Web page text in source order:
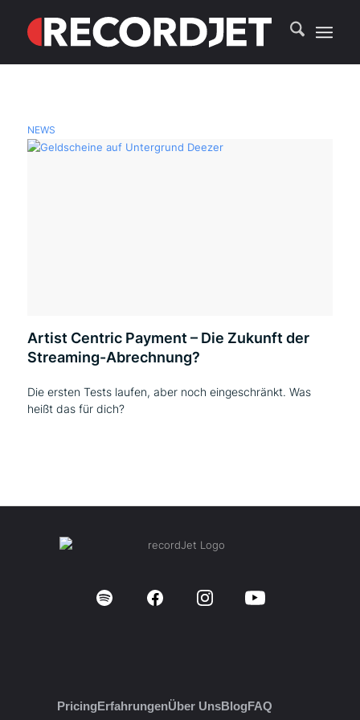
NEWS
Artist Centric Payment – Die Zukunft der
Streaming-Abrechnung?
Die ersten Tests laufen, aber noch eingeschränkt. Was
heißt das für dich?
PricingErfahrungenÜber UnsBlogFAQ